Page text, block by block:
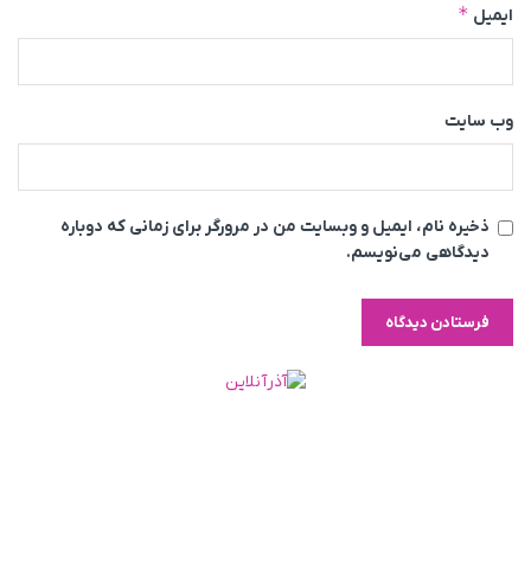
ایمیل *
وب‌ سایت
ذخیره نام، ایمیل و وبسایت من در مرورگر برای زمانی که دوباره
دیدگاهی می‌نویسم.